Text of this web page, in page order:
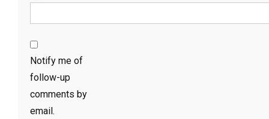
Notify me of
follow-up
comments by
email.